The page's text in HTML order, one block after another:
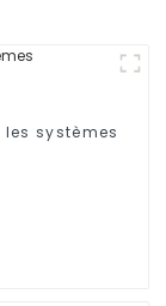
systèmes